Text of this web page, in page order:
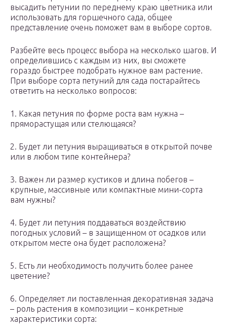
высадить петунии по переднему краю цветника или
использовать для горшечного сада, общее
представление очень поможет вам в выборе сортов.
Разбейте весь процесс выбора на несколько шагов. И
определившись с каждым из них, вы сможете
гораздо быстрее подобрать нужное вам растение.
При выборе сорта петуний для сада постарайтесь
ответить на несколько вопросов:
1. Какая петуния по форме роста вам нужна –
пряморастущая или стелющаяся?
2. Будет ли петуния выращиваться в открытой почве
или в любом типе контейнера?
3. Важен ли размер кустиков и длина побегов –
крупные, массивные или компактные мини-сорта
вам нужны?
4. Будет ли петуния поддаваться воздействию
погодных условий – в защищенном от осадков или
открытом месте она будет расположена?
5. Есть ли необходимость получить более ранее
цветение?
6. Определяет ли поставленная декоративная задача
– роль растения в композиции – конкретные
характеристики сорта: